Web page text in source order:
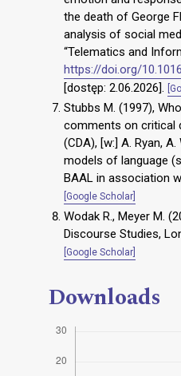
the death of George
analysis of social
“Telematics and
https://doi.org/
[dostęp: 2.06.2026].
Stubbs M. (1997),
comments on critical
(CDA), [w:] A. Ryan,
models of language
BAAL in association
[Google Scholar]
Wodak R., Meyer M.
Discourse Studies,
[Google Scholar]
Downloads